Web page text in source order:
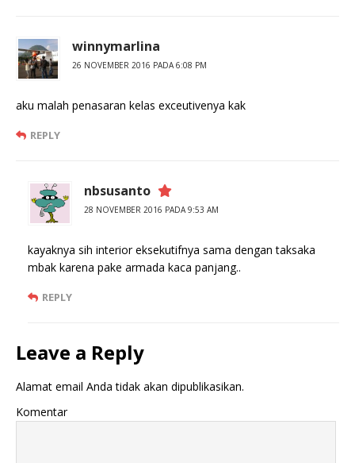
winnymarlina
26 NOVEMBER 2016 PADA 6:08 PM
aku malah penasaran kelas exceutivenya kak
REPLY
nbsusanto
28 NOVEMBER 2016 PADA 9:53 AM
kayaknya sih interior eksekutifnya sama dengan taksaka
mbak karena pake armada kaca panjang..
REPLY
Leave a Reply
Alamat email Anda tidak akan dipublikasikan.
Komentar